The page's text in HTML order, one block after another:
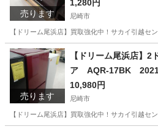
売ります
り・引出しなどに汚れ
1,280円
尼崎市
【ドリーム尾浜店】買取強化中！サカイ引越
兵庫 尼崎市 収納家具 ドリーム
売ります
【ドリーム尾浜店
ア AQR-17BK
スレ等あり ※動作確
52.5× 奥行(D)59.3(cm)
10,980円
尼崎市
【ドリーム尾浜店】買取強化中！サカイ引越